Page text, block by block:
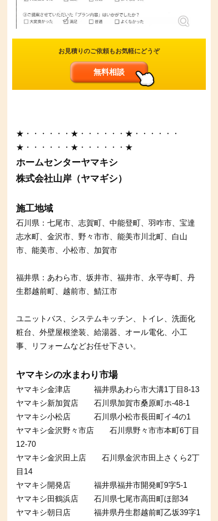
お見積りのご依頼もお気軽にどうぞ
無料相談
★・・・・・・★・・・・・・★・・・・・・
★・・・・・・★・・・・・・★
ホームセンターヤマキシ
株式会社山岸（ヤマギシ）
施工地域
石川県：七尾市、志賀町、中能登町、羽咋市、宝達
志水町、金沢市、野々市市、能美市川北町、白山
市、能美市、小松市、加賀市
福井県：あわら市、坂井市、福井市、永平寺町、丹
生郡越前町、越前市、鯖江市
ユニットバス、システムキッチン、トイレ、洗面化
粧台、外壁屋根塗装、給湯器、オール電化、小工
事、リフォームなどお任せ下さい。
ヤマキシの水まわり市場
ヤマキシ金津店 福井県あわら市大溝1丁目8-13
ヤマキシ新加賀店 石川県加賀市桑原町ホ-48-1
ヤマキシ小松店 石川県小松市長田町イ-4の1
ヤマキシ金沢野々市店 石川県野々市市本町6丁目
12-70
ヤマキシ金沢田上店 石川県金沢市田上さくら2丁
目14
ヤマキシ開発店 福井県福井市開発町9字5-1
ヤマキシ田鶴浜店 石川県七尾市高田町ほ部34
ヤマキシ朝日店 福井県丹生郡越前町乙坂39字1